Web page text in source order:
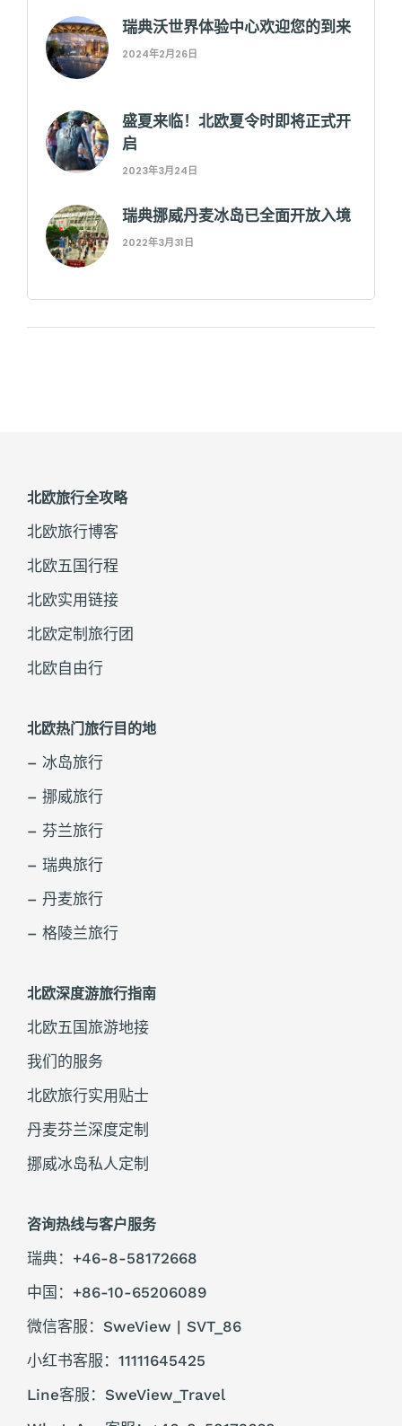
瑞典沃世界体验中心欢迎您的到来
2024年2月26日
盛夏来临！北欧夏令时即将正式开
启
2023年3月24日
瑞典挪威丹麦冰岛已全面开放入境
2022年3月31日
北欧旅行全攻略
北欧旅行博客
北欧五国行程
北欧实用链接
北欧定制旅行团
北欧自由行
北欧热门旅行目的地
– 冰岛旅行
– 挪威旅行
– 芬兰旅行
– 瑞典旅行
– 丹麦旅行
– 格陵兰旅行
北欧深度游旅行指南
北欧五国旅游地接
我们的服务
北欧旅行实用贴士
丹麦芬兰深度定制
挪威冰岛私人定制
咨询热线与客户服务
瑞典：+46-8-58172668
中国：+86-10-65206089
微信客服：SweView | SVT_86
小红书客服：11111645425
Line客服：SweView_Travel